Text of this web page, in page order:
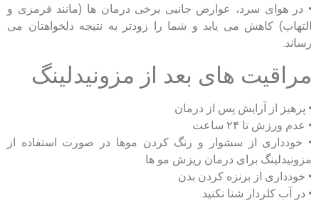
• در هوای سرد، عوارض جانبی برخی درمان ‌ها (مانند قرمزی و
التهاب) کاهش می یابد و شما را زودتر به نتیجه دلخواهتان می
رساند.
مراقیت های بعد از مزونیدلینگ
• پرهیز از آرایش پس از درمان
• عدم ورزش تا ۲۴ ساعت
• خودداری از سشوار و رنگ کردن موها در صورت استفاده از
مزونیدلینگ برای درمان ریزش مو ها
• خودداری از برنزه کردن بدن
• در آب کلردار شنا نکنید.